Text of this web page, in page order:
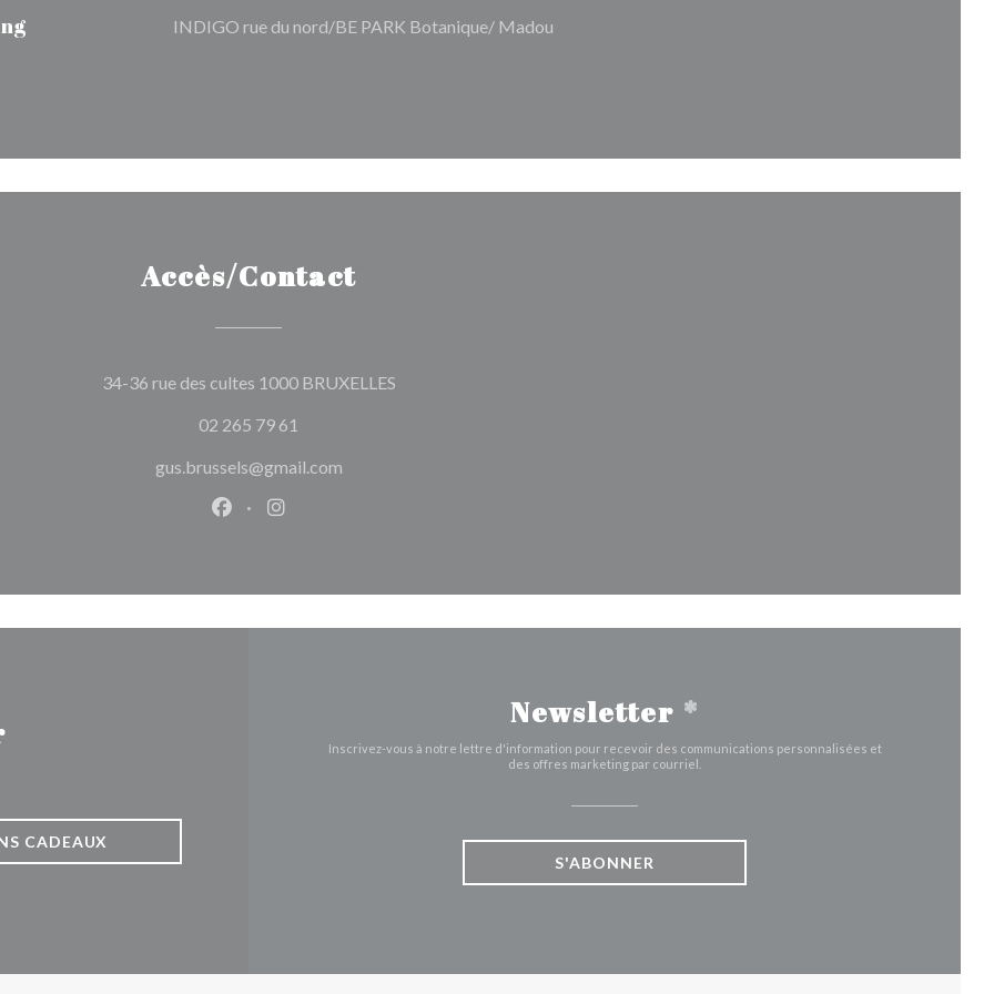
INDIGO rue du nord/BE PARK Botanique/ Madou
Accès/Contact
34-36 rue des cultes 1000 BRUXELLES((ouvre une nouvelle fenêtre))
02 265 79 61
gus.brussels@gmail.com
Facebook ((ouvre une nouvelle fenêtre))
Instagram ((ouvre une nouvelle fenêtre))
CADEAUX
Newsletter *
Inscrivez-vous à notre lettre d'information pour recevoir des communications personnalisées et
des offres marketing par courriel.
S'ABONNER